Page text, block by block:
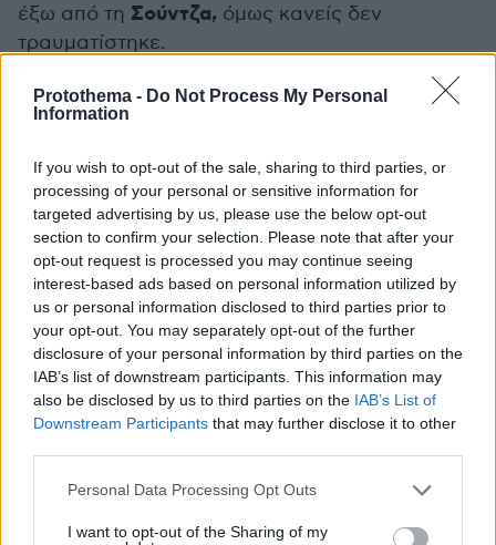
Protothema - Do Not Process My Personal
Information
If you wish to opt-out of the sale, sharing to third parties, or
processing of your personal or sensitive information for
targeted advertising by us, please use the below opt-out
section to confirm your selection. Please note that after your
opt-out request is processed you may continue seeing
interest-based ads based on personal information utilized by
us or personal information disclosed to third parties prior to
your opt-out. You may separately opt-out of the further
disclosure of your personal information by third parties on the
IAB’s list of downstream participants. This information may
also be disclosed by us to third parties on the IAB’s List of
Downstream Participants that may further disclose it to other
Please note that this website/app uses one or more Google
not limited to your visit or usage behaviour. You may click to
Personal Data Processing Opt Outs
I want to opt-out of the Sharing of my
έξω από τη Σούντζα, όμως κανείς δεν
τραυματίστηκε.
Δυνάμεις, που είπαν πως είναι εθελοντές
της Ουκρανίας, εισέδυσαν σε τμήματα των
περιφερειών Μπέλγκοροντ και Κουρσκ φέτος,
προκαλώντας μια ώθηση Ρώσων στρατιωτών
για τη δημιουργία ουδέτερης ζώνης
βορειοδυτικά της Ουκρανίας.
Πηγή: ΑΠΕ - ΜΠΕ
Ειδήσεις σήμερα:
ποδός 6.000 αστυνομικοί για πάνω από 35
αντιμεταναστευτικές διαδηλώσεις σήμερα